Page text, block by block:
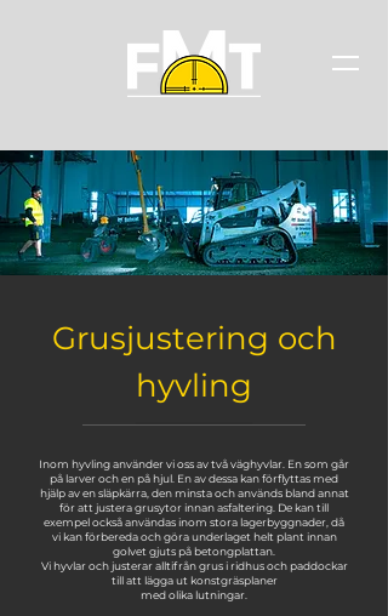
Grusjustering och
hyvling
Inom hyvling använder vi oss av två väghyvlar. En som går
på larver och en på hjul. En av dessa kan förflyttas med
hjälp av en släpkärra, den minsta och används bland annat
för att justera grusytor innan asfaltering. De kan till
exempel också användas inom stora lagerbyggnader, då
vi kan förbereda och göra underlaget helt plant innan
golvet gjuts på betongplattan.
Vi hyvlar och justerar alltifrån grus i ridhus och paddockar
till att lägga ut konstgräsplaner
med olika lutningar.